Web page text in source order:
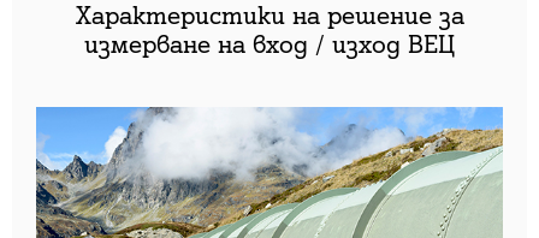
Характеристики на решение за
измерване на вход / изход ВЕЦ